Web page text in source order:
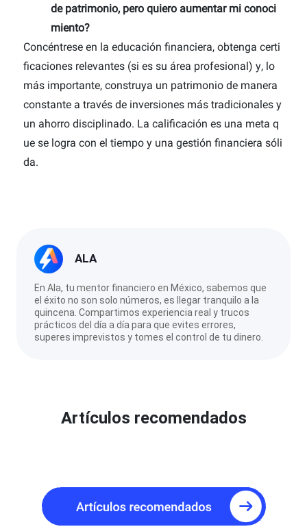
de patrimonio, pero quiero aumentar mi conoci
miento?
Concéntrese en la educación financiera, obtenga certi
ficaciones relevantes (si es su área profesional) y, lo
más importante, construya un patrimonio de manera
constante a través de inversiones más tradicionales y
un ahorro disciplinado. La calificación es una meta q
ue se logra con el tiempo y una gestión financiera sóli
da.
ALA
En Ala, tu mentor financiero en México, sabemos que
el éxito no son solo números, es llegar tranquilo a la
quincena. Compartimos experiencia real y trucos
prácticos del día a día para que evites errores,
superes imprevistos y tomes el control de tu dinero.
Artículos recomendados